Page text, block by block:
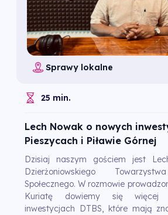
Sprawy lokalne
25 min.
Lech Nowak o nowych
Pieszycach i Piławie Górnej
Dzisiaj naszym gościem jest
Dzierżoniowskiego
Społecznego. W rozmowie
Kuriatę dowiemy się więcej
inwestycjach DTBS, które mają